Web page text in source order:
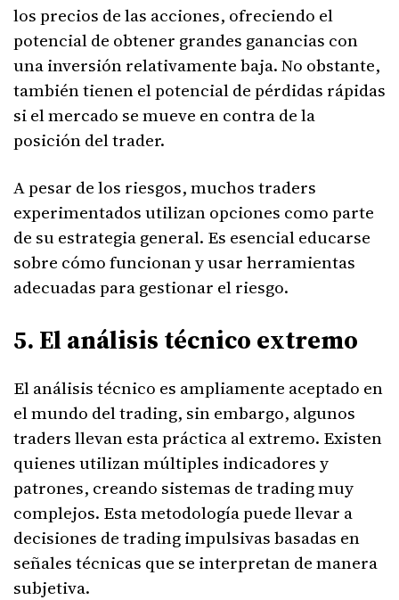
los precios de las acciones, ofreciendo el
potencial de obtener grandes ganancias con
una inversión relativamente baja. No obstante,
también tienen el potencial de pérdidas rápidas
si el mercado se mueve en contra de la
posición del trader.
A pesar de los riesgos, muchos traders
experimentados utilizan opciones como parte
de su estrategia general. Es esencial educarse
sobre cómo funcionan y usar herramientas
adecuadas para gestionar el riesgo.
5. El análisis técnico extremo
El análisis técnico es ampliamente aceptado en
el mundo del trading, sin embargo, algunos
traders llevan esta práctica al extremo. Existen
quienes utilizan múltiples indicadores y
patrones, creando sistemas de trading muy
complejos. Esta metodología puede llevar a
decisiones de trading impulsivas basadas en
señales técnicas que se interpretan de manera
subjetiva.